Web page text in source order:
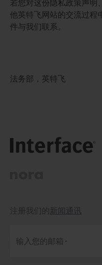
若您对这份隐私政策声明
他英特飞网站的交流过程
件与我们联系。
法务部，英特飞
注册我们的新闻通讯
输入您的邮箱